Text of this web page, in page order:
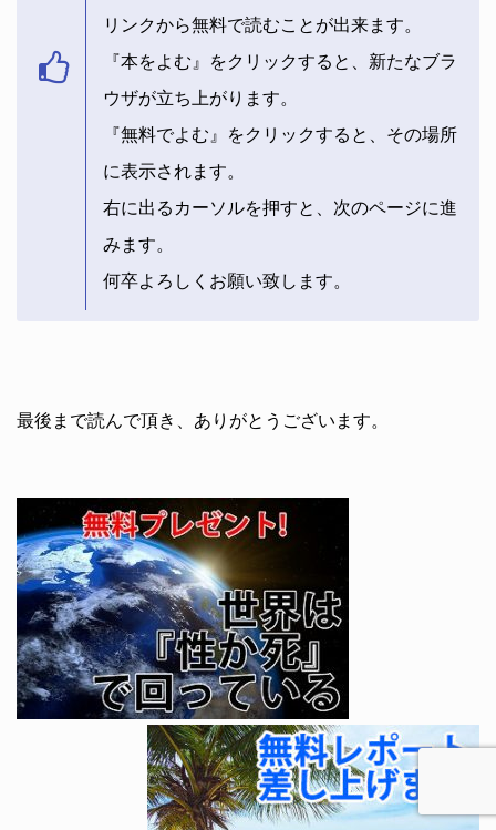
リンクから無料で読むことが出来ます。
『本をよむ』をクリックすると、新たなブラ
ウザが立ち上がります。
『無料でよむ』をクリックすると、その場所
に表示されます。
右に出るカーソルを押すと、次のページに進
みます。
何卒よろしくお願い致します。
最後まで読んで頂き、ありがとうございます。